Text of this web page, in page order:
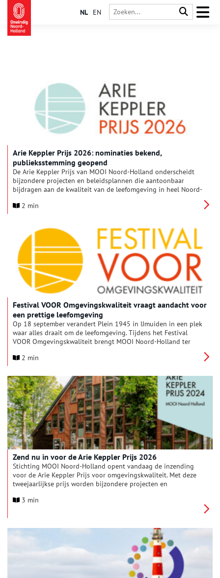
NL EN
Arie Keppler Prijs 2026: nominaties bekend,
publieksstemming geopend
De Arie Keppler Prijs van MOOI Noord-Holland onderscheidt
bijzondere projecten en beleidsplannen die aantoonbaar
bijdragen aan de kwaliteit van de leefomgeving in heel Noord-
landschap én natuur. Uit maar liefst 104 inzendingen heeft de
2 min
Festival VOOR Omgevingskwaliteit vraagt aandacht voor
een prettige leefomgeving
Op 18 september verandert Plein 1945 in IJmuiden in een plek
waar alles draait om de leefomgeving. Tijdens het Festival
VOOR Omgevingskwaliteit brengt MOOI Noord-Holland ter
professionals en bestuurders bij elkaar. De centrale vraag: hoe
toekomstbestendige omgeving om in te wonen, werken en
leven?
2 min
Zend nu in voor de Arie Keppler Prijs 2026
Stichting MOOI Noord-Holland opent vandaag de inzending
voor de Arie Keppler Prijs voor omgevingskwaliteit. Met deze
tweejaarlijkse prijs worden bijzondere projecten en
de kwaliteit van de leefomgeving in Noord-Holland. Dat gaat
2024 en juni 2026 in de provincie zijn gerealiseerd, komen in
aanmerking.
3 min